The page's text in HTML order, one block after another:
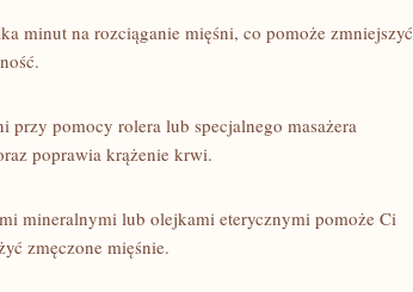
minut na rozciąganie mięśni, co ‌pomoże​ zmniejszyć
przy pomocy rolera lub specjalnego masażera
poprawia krążenie krwi.
⁣mineralnymi lub olejkami eterycznymi pomoże Ci
zmęczone mięśnie.